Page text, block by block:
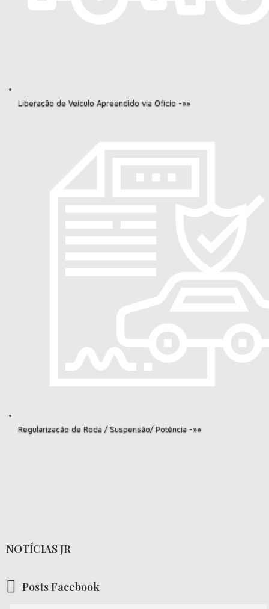
Liberação de Veículo Apreendido via Ofício -»»
Regularização de Roda / Suspensão/ Potência -»»
NOTÍCIAS JR
Posts Facebook